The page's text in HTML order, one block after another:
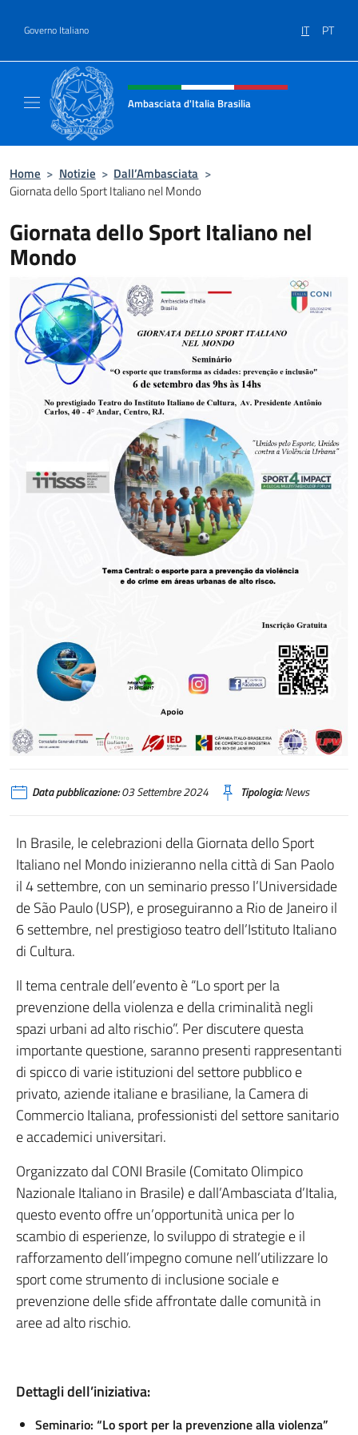
Governo Italiano IT PT
Intestazione sito, social e menù
Ambasciata d'Italia Brasilia
Home > Notizie > Dall’Ambasciata >
Giornata dello Sport Italiano nel Mondo
Giornata dello Sport Italiano nel
Mondo
Data pubblicazione:03 Settembre 2024 Tipologia:News
In Brasile, le celebrazioni della Giornata dello Sport
Italiano nel Mondo inizieranno nella città di San Paolo
il 4 settembre, con un seminario presso l’Universidade
de São Paulo (USP), e proseguiranno a Rio de Janeiro il
6 settembre, nel prestigioso teatro dell’Istituto Italiano
di Cultura.
Il tema centrale dell’evento è “Lo sport per la
prevenzione della violenza e della criminalità negli
spazi urbani ad alto rischio”. Per discutere questa
importante questione, saranno presenti rappresentanti
di spicco di varie istituzioni del settore pubblico e
privato, aziende italiane e brasiliane, la Camera di
Commercio Italiana, professionisti del settore sanitario
e accademici universitari.
Organizzato dal CONI Brasile (Comitato Olimpico
Nazionale Italiano in Brasile) e dall’Ambasciata d’Italia,
questo evento offre un’opportunità unica per lo
scambio di esperienze, lo sviluppo di strategie e il
rafforzamento dell’impegno comune nell’utilizzare lo
sport come strumento di inclusione sociale e
prevenzione delle sfide affrontate dalle comunità in
aree ad alto rischio.
Dettagli dell’iniziativa:
Seminario: “Lo sport per la prevenzione alla violenza”